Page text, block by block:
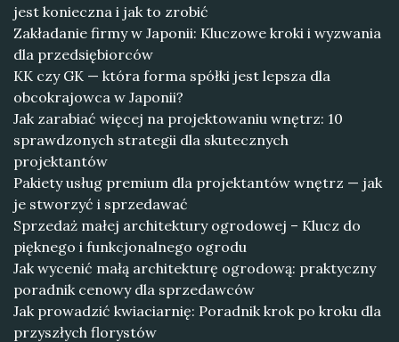
jest konieczna i jak to zrobić
Zakładanie firmy w Japonii: Kluczowe kroki i wyzwania
dla przedsiębiorców
KK czy GK — która forma spółki jest lepsza dla
obcokrajowca w Japonii?
Jak zarabiać więcej na projektowaniu wnętrz: 10
sprawdzonych strategii dla skutecznych
projektantów
Pakiety usług premium dla projektantów wnętrz — jak
je stworzyć i sprzedawać
Sprzedaż małej architektury ogrodowej – Klucz do
pięknego i funkcjonalnego ogrodu
Jak wycenić małą architekturę ogrodową: praktyczny
poradnik cenowy dla sprzedawców
Jak prowadzić kwiaciarnię: Poradnik krok po kroku dla
przyszłych florystów